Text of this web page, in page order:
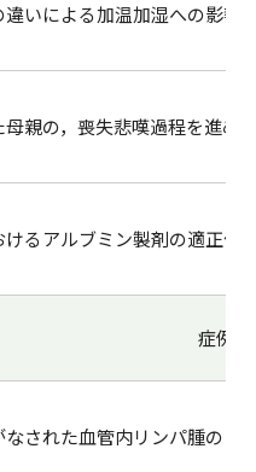
いによる加温加湿への影響
親の，喪失悲嘆過程を進め
るアルブミン製剤の適正使
症例
された血管内リンパ腫の１